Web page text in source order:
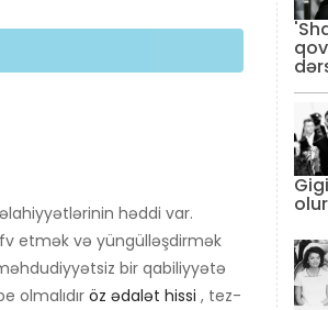
həddi var.
etmək və yüngülləşdirmək
bir qabiliyyətə
olmalıdır öz ədalət hissi , tez-